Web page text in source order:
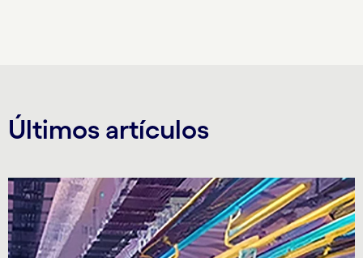
Últimos artículos